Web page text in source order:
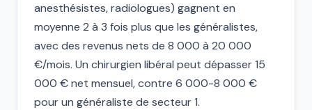
anesthésistes, radiologues) gagnent en
moyenne 2 à 3 fois plus que les généralistes,
avec des revenus nets de 8 000 à 20 000
€/mois. Un chirurgien libéral peut dépasser 15
000 € net mensuel, contre 6 000-8 000 €
pour un généraliste de secteur 1.